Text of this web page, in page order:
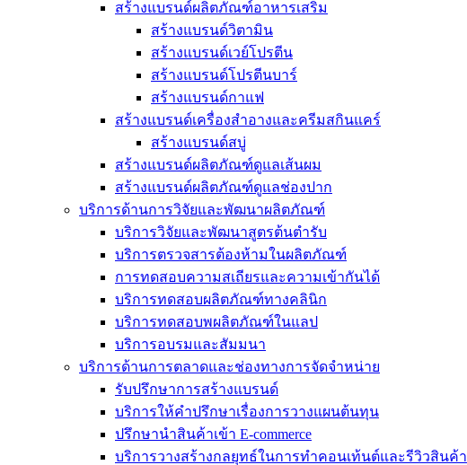
สร้างแบรนด์ผลิตภัณฑ์อาหารเสริม
สร้างแบรนด์วิตามิน
สร้างแบรนด์เวย์โปรตีน
สร้างแบรนด์โปรตีนบาร์
สร้างแบรนด์กาแฟ
สร้างแบรนด์เครื่องสำอางและครีมสกินแคร์
สร้างแบรนด์สบู่
สร้างแบรนด์ผลิตภัณฑ์ดูแลเส้นผม
สร้างแบรนด์ผลิตภัณฑ์ดูแลช่องปาก
บริการด้านการวิจัยและพัฒนาผลิตภัณฑ์
บริการวิจัยและพัฒนาสูตรต้นตำรับ
บริการตรวจสารต้องห้ามในผลิตภัณฑ์
การทดสอบความสเถียรและความเข้ากันได้
บริการทดสอบผลิตภัณฑ์ทางคลินิก
บริการทดสอบพผลิตภัณฑ์ในแลป
บริการอบรมและสัมมนา
บริการด้านการตลาดและช่องทางการจัดจำหน่าย
รับปรึกษาการสร้างแบรนด์
บริการให้คำปรึกษาเรื่องการวางแผนต้นทุน
ปรึกษานำสินค้าเข้า E-commerce
บริการวางสร้างกลยุทธ์ในการทำคอนเท้นต์และรีวิวสินค้า